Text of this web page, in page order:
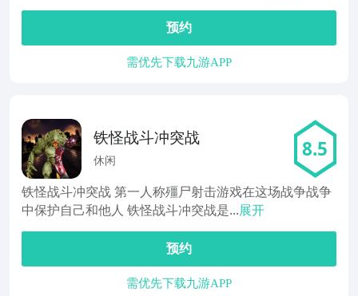
预约
需优先下载九游APP
铁怪战斗冲突战
休闲 8.5
铁怪战斗冲突战 第一人称殭尸射击游戏在这场战争战争
中保护自己和他人 铁怪战斗冲突战是...展开
预约
需优先下载九游APP